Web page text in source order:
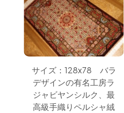
サイズ：128x78 バラ
デザインの有名工房ラ
ジャビヤンシルク、最
高級手織りペルシャ絨